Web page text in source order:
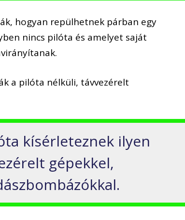
hogyan repülhetnek párban egy
nincs pilóta és amelyet saját
a pilóta nélküli, távvezérelt
kísérleteznek ilyen
gépekkel,